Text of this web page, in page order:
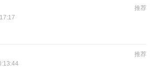
推荐
推荐